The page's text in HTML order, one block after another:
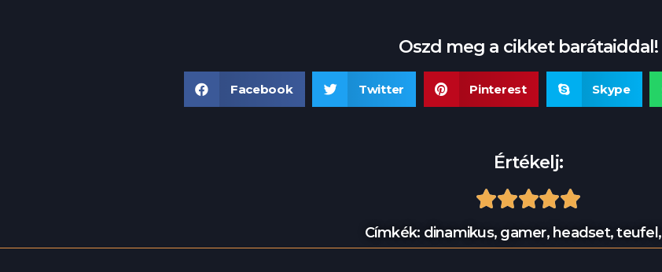
Oszd meg a cikket barátaiddal!
Facebook Twitter Pinterest Skype
Értékelj:

Címkék: dinamikus, gamer, headset,teufel,